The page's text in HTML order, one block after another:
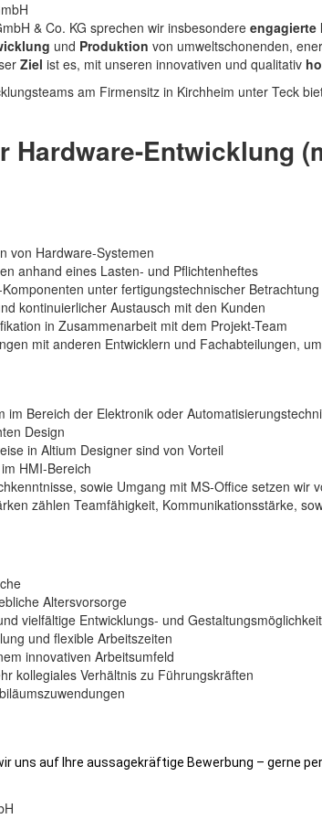
& Co. KG sprechen wir insbesondere engagierte
und Produktion von umweltschonenden,
Ziel ist es, mit unseren innovativen und qualitativ
am Firmensitz in Kirchheim unter Teck
Hardware-Entwicklung
von Hardware-Systemen
anhand eines Lasten- und Pflichtenheftes
unter fertigungstechnischer Betrachtung
kontinuierlicher Austausch mit den Kunden
in Zusammenarbeit mit dem Projekt-Team
mit anderen Entwicklern und Fachabteilungen,
im Bereich der Elektronik oder
Design
in Altium Designer sind von Vorteil
HMI-Bereich
sowie Umgang mit MS-Office setzen wir
zählen Teamfähigkeit, Kommunikationsstärke,
Altersvorsorge
vielfältige Entwicklungs- und
und flexible Arbeitszeiten
innovativen Arbeitsumfeld
kollegiales Verhältnis zu Führungskräften
uns auf Ihre aussagekräftige Bewerbung – gerne